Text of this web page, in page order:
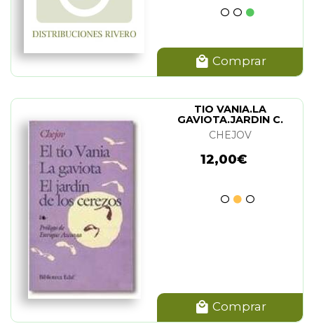
Comprar
TIO VANIA.LA
GAVIOTA.JARDIN C.
CHEJOV
12,00€
Comprar